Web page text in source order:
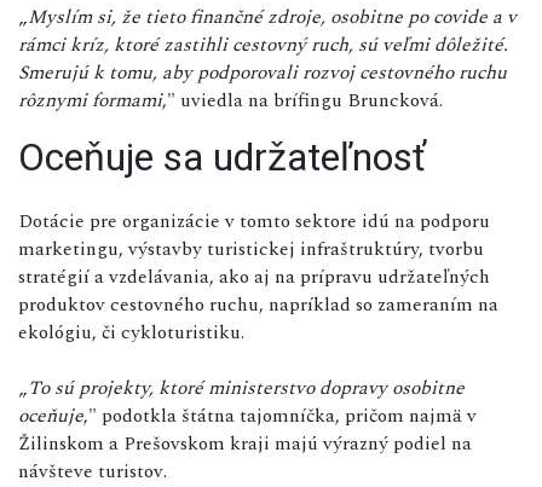
„Myslím si, že tieto finančné zdroje, osobitne po covide a v
rámci kríz, ktoré zastihli cestovný ruch, sú veľmi dôležité.
Smerujú k tomu, aby podporovali rozvoj cestovného ruchu
rôznymi formami," uviedla na brífingu Bruncková.
Oceňuje sa udržateľnosť
Dotácie pre organizácie v tomto sektore idú na podporu
marketingu, výstavby turistickej infraštruktúry, tvorbu
stratégií a vzdelávania, ako aj na prípravu udržateľných
produktov cestovného ruchu, napríklad so zameraním na
ekológiu, či cykloturistiku.
„To sú projekty, ktoré ministerstvo dopravy osobitne
oceňuje," podotkla štátna tajomníčka, pričom najmä v
Žilinskom a Prešovskom kraji majú výrazný podiel na
návšteve turistov.